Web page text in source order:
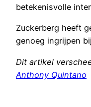
betekenisvolle
Zuckerberg heeft
genoeg ingrijpen
Dit artikel
Anthony Quintano